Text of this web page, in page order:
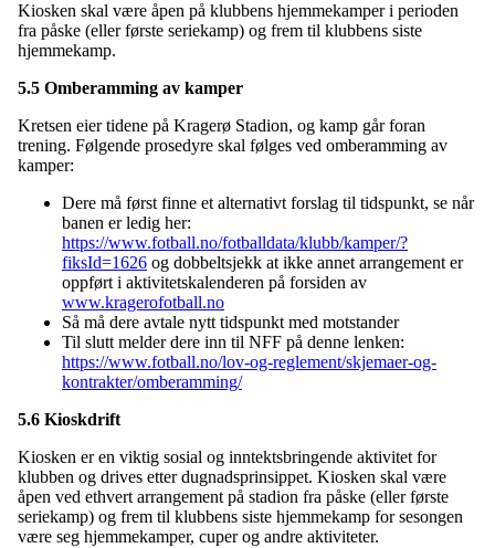
Kiosken skal være åpen på klubbens hjemmekamper i perioden
fra påske (eller første seriekamp) og frem til klubbens siste
hjemmekamp.
5.5 Omberamming av kamper
Kretsen eier tidene på Kragerø Stadion, og kamp går foran
trening. Følgende prosedyre skal følges ved omberamming av
kamper:
Dere må først finne et alternativt forslag til tidspunkt, se når
banen er ledig her:
https://www.fotball.no/fotballdata/klubb/kamper/?
fiksId=1626 og dobbeltsjekk at ikke annet arrangement er
oppført i aktivitetskalenderen på forsiden av
www.kragerofotball.no
Så må dere avtale nytt tidspunkt med motstander
Til slutt melder dere inn til NFF på denne lenken:
https://www.fotball.no/lov-og-reglement/skjemaer-og-
kontrakter/omberamming/
5.6 Kioskdrift
Kiosken er en viktig sosial og inntektsbringende aktivitet for
klubben og drives etter dugnadsprinsippet. Kiosken skal være
åpen ved ethvert arrangement på stadion fra påske (eller første
seriekamp) og frem til klubbens siste hjemmekamp for sesongen
være seg hjemmekamper, cuper og andre aktiviteter.